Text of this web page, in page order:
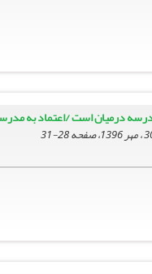
درمیان است /اعتماد به
28-31